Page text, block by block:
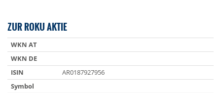
ZUR ROKU AKTIE
WKN AT
WKN DE
ISIN
AR0187927956
Symbol